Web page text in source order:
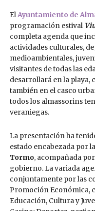
ElAyuntamiento de
programación estival
completa agenda que
actividades culturales,
medioambientales,
visitantes de todas las
desarrollará en la
también en el casco
todos los almassorins
veraniegas.
La presentación ha
estado encabezada por
Tormo, acompañada
gobierno. La variada
conjuntamente por las
Promoción Económica,
Educación, Cultura y